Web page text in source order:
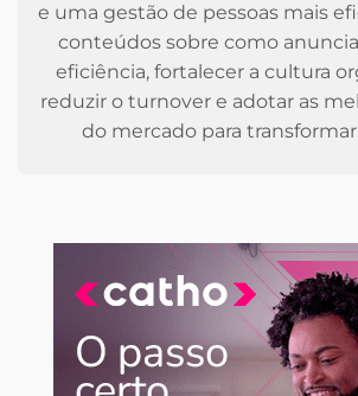
e uma gestão de pessoas mais
conteúdos sobre como
eficiência, fortalecer a cultura
reduzir o turnover e adotar as
do mercado para transformar